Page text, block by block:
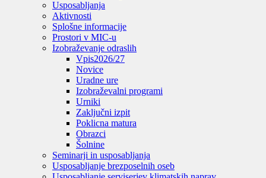
Usposabljanja
Aktivnosti
Splošne informacije
Prostori v MIC-u
Izobraževanje odraslih
Vpis2026/27
Novice
Uradne ure
Izobraževalni programi
Urniki
Zaključni izpit
Poklicna matura
Obrazci
Šolnine
Seminarji in usposabljanja
Usposabljanje brezposelnih oseb